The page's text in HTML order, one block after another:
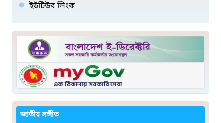
ইউটিউব লিংক
জাতীয় সঙ্গীত